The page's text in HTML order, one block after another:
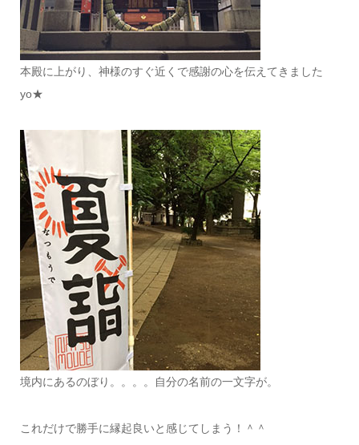
本殿に上がり、神様のすぐ近くで感謝の心を伝えてきました
yo★
境内にあるのぼり。。。。自分の名前の一文字が。
これだけで勝手に縁起良いと感じてしまう！＾＾